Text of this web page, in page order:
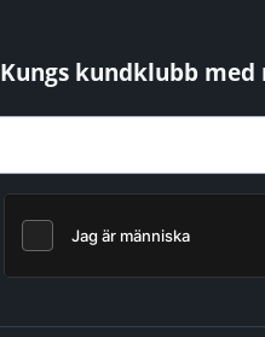
Kungs kundklubb med